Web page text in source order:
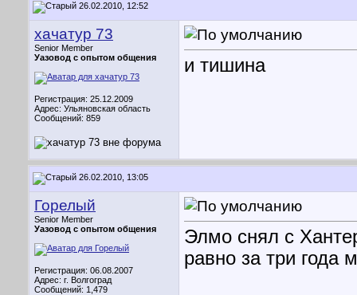
26.02.2010, 12:52
хачатур 73
Senior Member
Уазовод с опытом общения
Регистрация: 25.12.2009
Адрес: Ульяновская область
Сообщений: 859
и тишина
26.02.2010, 13:05
Горелый
Senior Member
Уазовод с опытом общения
Регистрация: 06.08.2007
Адрес: г. Волгоград
Сообщений: 1,479
Элмо снял с
равно за три года